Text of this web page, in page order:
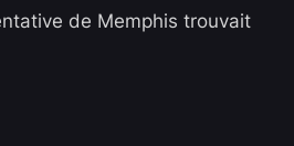
de Memphis trouvait